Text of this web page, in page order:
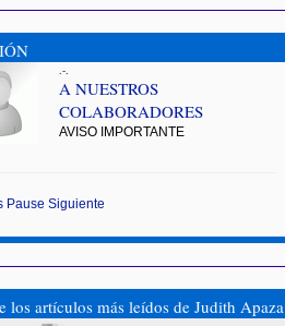
.-.
A NUESTROS
COLABORADORES
AVISO IMPORTANTE
Pause Siguiente
los artículos más leídos de Judith Apaza